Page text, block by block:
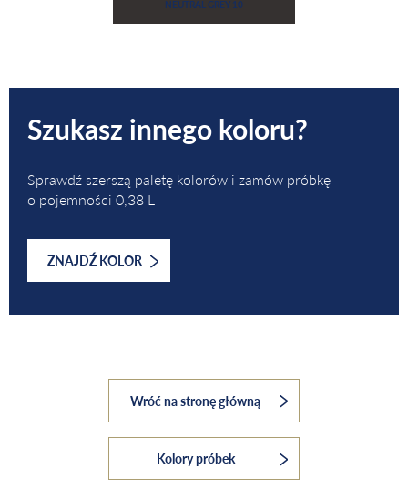
Szukasz innego koloru?
Sprawdź szerszą paletę kolorów i zamów próbkę
o pojemności 0,38 L
ZNAJDŹ KOLOR
Wróć na stronę główną
Kolory próbek